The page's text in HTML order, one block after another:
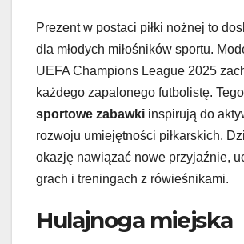
Prezent w postaci piłki nożnej to
dla młodych miłośników sportu.
UEFA Champions League 2025
każdego zapalonego futbolistę.
sportowe zabawki inspirują do
rozwoju umiejętności piłkarskich.
okazję nawiązać nowe przyjaźnie,
grach i treningach z rówieśnikami.
Hulajnoga miejska